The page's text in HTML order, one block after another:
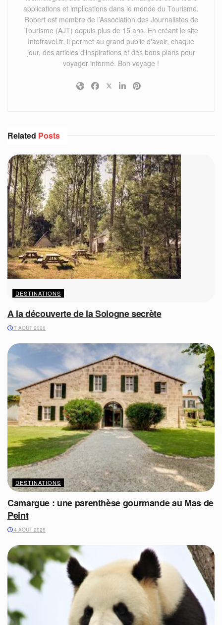
applications et implications dans le monde du Tourisme.
Robert est membre de l’Association des Journalistes de
Tourisme (AJT) depuis plus de 15 ans. En créant le site
Infotravel.fr, il permet au grand public d'avoir, chaque
jour, des articles d'inspirations et des bons plans pour
voyager informé. Bon voyage !
Related Posts
DESTINATIONS
A la découverte de la Sologne secrète
7 AOÛT 2026
DESTINATIONS
Camargue : une parenthèse gourmande au Mas de
Peint
4 AOÛT 2026